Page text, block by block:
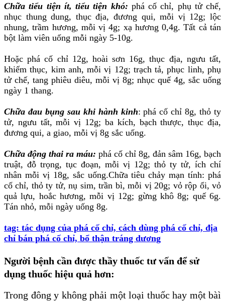
Chữa tiểu tiện ít, tiểu tiện khó: phá cố chỉ, phụ tử chế,
nhục thung dung, thục địa, đương qui, mỗi vị 12g; lộc
nhung, trầm hương, mỗi vị 4g; xạ hương 0,4g. Tất cả tán
bột làm viên uống mỗi ngày 5-10g.
Hoặc phá cố chỉ 12g, hoài sơn 16g, thục địa, ngưu tất,
khiếm thục, kim anh, mỗi vị 12g; trạch tả, phục linh, phụ
tử chế, tang phiêu diêu, mỗi vị 8g; nhục quế 4g, sắc uống
ngày 1 thang.
Chữa đau bụng sau khi hành kinh: phá cố chỉ 8g, thỏ ty
tử, ngưu tất, mỗi vị 12g; ba kích, bạch thược, thục địa,
đương qui, a giao, mỗi vị 8g sắc uống.
Chữa động thai ra máu: phá cố chỉ 8g, đản sâm 16g, bạch
truật, đỗ trọng, tục đoạn, mỗi vị 12g; thỏ ty tử, ích chí
nhân mỗi vị 18g, sắc uống.Chữa tiêu chảy mạn tính: phá
cố chỉ, thỏ ty tử, nụ sim, trần bì, mỗi vị 20g; vỏ rộp ổi, vỏ
quả lựu, hoắc hương, mỗi vị 12g; gừng khô 8g; quế 6g.
Tán nhỏ, mỗi ngày uống 8g.
tag: tác dụng của phá cố chỉ, cách dùng phá cố chỉ, địa
chỉ bán phá cố chỉ, bổ thận tráng dương
Người bệnh cần được thầy thuốc tư vấn để sử
dụng thuốc hiệu quả hơn:
Trong đông y không phải một loại thuốc hay một bàì